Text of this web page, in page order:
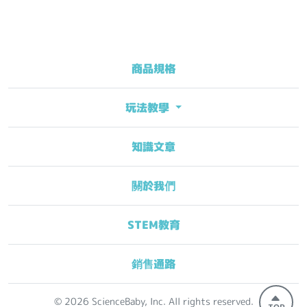
商品規格
玩法教學
知識文章
關於我們
STEM教育
銷售通路
© 2026 ScienceBaby, Inc. All rights reserved.